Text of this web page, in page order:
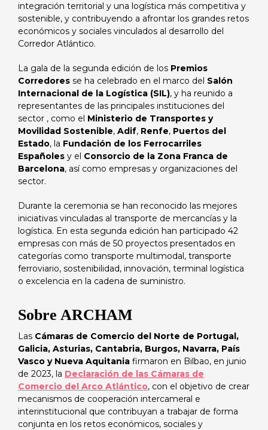
integración territorial y una logística más competitiva y
sostenible, y contribuyendo a afrontar los grandes retos
económicos y sociales vinculados al desarrollo del
Corredor Atlántico.
La gala de la segunda edición de los Premios
Corredores se ha celebrado en el marco del Salón
Internacional de la Logística (SIL), y ha reunido a
representantes de las principales instituciones del
sector , como el Ministerio de Transportes y
Movilidad Sostenible, Adif, Renfe, Puertos del
Estado, la Fundación de los Ferrocarriles
Españoles y el Consorcio de la Zona Franca de
Barcelona, así como empresas y organizaciones del
sector.
Durante la ceremonia se han reconocido las mejores
iniciativas vinculadas al transporte de mercancías y la
logística. En esta segunda edición han participado 42
empresas con más de 50 proyectos presentados en
categorías como transporte multimodal, transporte
ferroviario, sostenibilidad, innovación, terminal logística
o excelencia en la cadena de suministro.
Sobre ARCHAM
Las Cámaras de Comercio del Norte de Portugal,
Galicia, Asturias, Cantabria, Burgos, Navarra, País
Vasco y Nueva Aquitania firmaron en Bilbao, en junio
de 2023, la Declaración de las Cámaras de
Comercio del Arco Atlántico, con el objetivo de crear
mecanismos de cooperación intercameral e
interinstitucional que contribuyan a trabajar de forma
conjunta en los retos económicos, sociales y